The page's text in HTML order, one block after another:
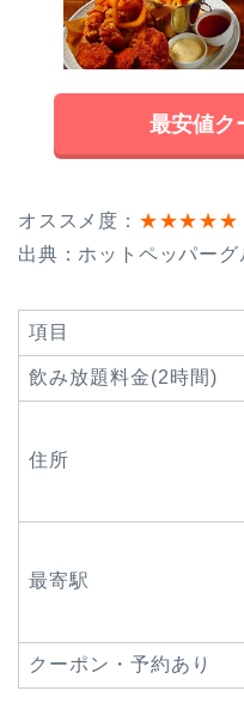
最安値ク
オススメ度： ★★★★★
出典：ホットペッパーグ
項目
飲み放題料金(2時間)
住所
最寄駅
クーポン・予約あり